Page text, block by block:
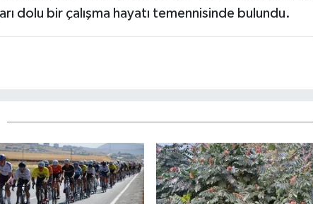
dolu bir çalışma hayatı temennisinde bulundu.